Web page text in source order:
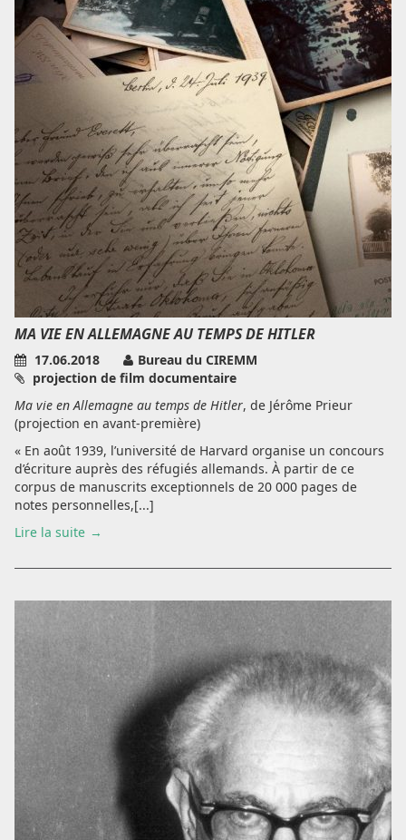
MA VIE EN ALLEMAGNE AU TEMPS DE HITLER
17.06.2018
Bureau du CIREMM
projection de film documentaire
Ma vie en Allemagne au temps de Hitler, de Jérôme Prieur
(projection en avant-première)
« En août 1939, l’université de Harvard organise un concours
d’écriture auprès des réfugiés allemands. À partir de ce
corpus de manuscrits exceptionnels de 20 000 pages de
notes personnelles,[...]
Lire la suite